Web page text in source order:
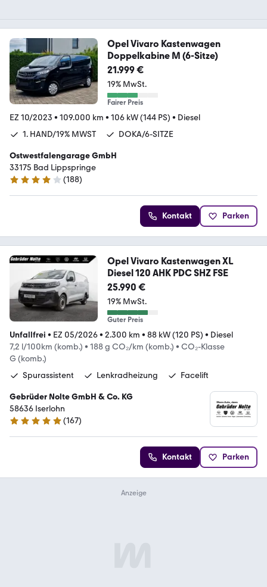
Opel Vivaro Kastenwagen
Doppelkabine M (6-Sitze)
21.999 €
19% MwSt.
Fairer Preis
EZ 10/2023 • 109.000 km • 106 kW (144 PS) • Diesel
1. HAND/19% MWST
DOKA/6-SITZE
Ostwestfalengarage GmbH
33175 Bad Lippspringe
3.8 Sterne
(188)
Kontakt Parken
Opel Vivaro Kastenwagen XL
Diesel 120 AHK PDC SHZ FSE
25.990 €
19% MwSt.
Guter Preis
Unfallfrei • EZ 05/2026• 2.300 km • 88 kW (120 PS) • Diesel
7,2 l/100km (komb.) • 188 g CO₂/km (komb.) • CO₂-Klasse
G (komb.)
Spurassistent
Lenkradheizung Facelift
Gebrüder Nolte GmbH & Co. KG
58636 Iserlohn
4.8 Sterne
(167)
Kontakt Parken